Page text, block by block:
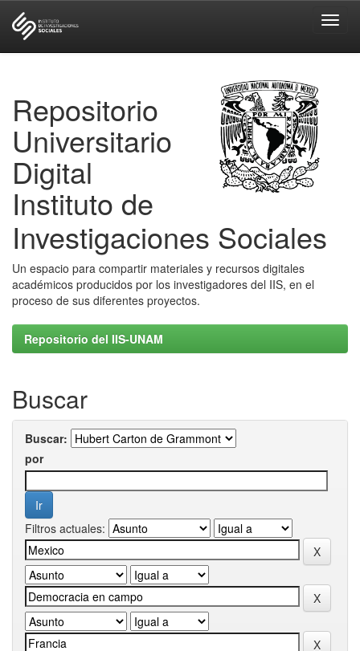
Repositorio
Universitario
Digital
Instituto de
Investigaciones Sociales
Un espacio para compartir materiales y recursos digitales
académicos producidos por los investigadores del IIS, en el
proceso de sus diferentes proyectos.
Repositorio del IIS-UNAM
Buscar
Buscar:
por
Filtros actuales: